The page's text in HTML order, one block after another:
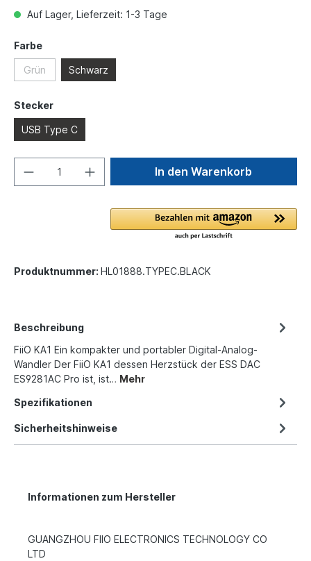
Auf Lager, Lieferzeit: 1-3 Tage
Farbe
Grün Schwarz
Stecker
USB Type C
In den Warenkorb
Produktnummer: HL01888.TYPEC.BLACK
Beschreibung
FiiO KA1 Ein kompakter und portabler Digital-Analog-
Wandler Der FiiO KA1 dessen Herzstück der ESS DAC
ES9281AC Pro ist, ist… Mehr
Spezifikationen
Sicherheitshinweise
Informationen zum Hersteller
GUANGZHOU FIIO ELECTRONICS TECHNOLOGY CO
LTD